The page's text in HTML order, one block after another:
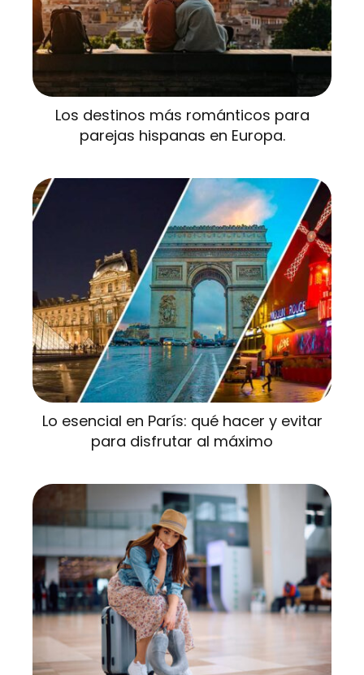
Los destinos más románticos para
parejas hispanas en Europa.
Lo esencial en París: qué hacer y evitar
para disfrutar al máximo